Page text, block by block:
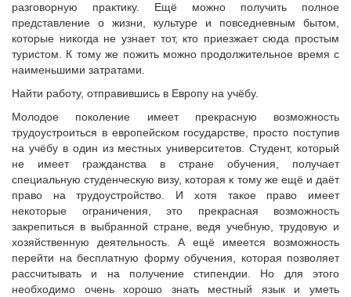
разговорную практику. Ещё можно получить полное
представление о жизни, культуре и повседневным бытом,
которые никогда не узнает тот, кто приезжает сюда простым
туристом. К тому же пожить можно продолжительное время с
наименьшими затратами.
Найти работу, отправившись в Европу на учёбу.
Молодое поколение имеет прекрасную возможность
трудоустроиться в европейском государстве, просто поступив
на учёбу в один из местных университетов. Студент, который
не имеет гражданства в стране обучения, получает
специальную студенческую визу, которая к тому же ещё и даёт
право на трудоустройство. И хотя такое право имеет
некоторые ограничения, это прекрасная возможность
закрепиться в выбранной стране, ведя учебную, трудовую и
хозяйственную деятельность. А ещё имеется возможность
перейти на бесплатную форму обучения, которая позволяет
рассчитывать и на получение стипендии. Но для этого
необходимо очень хорошо знать местный язык и уметь